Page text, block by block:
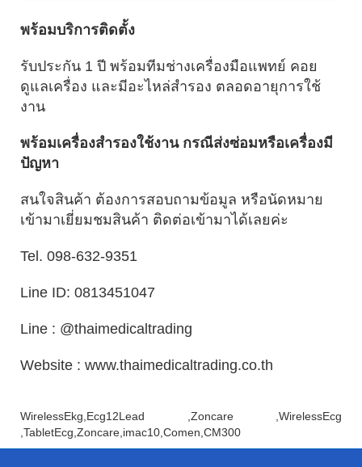
พร้อมบริการติดตั้ง
รับประกัน 1 ปี พร้อมทีมช่างเครื่องมือแพทย์ คอย
ดูแลเครื่อง และมีอะไหล่สำรอง ตลอดอายุการใช้
งาน
พร้อมเครื่องสำรองใช้งาน กรณีส่งซ่อมหรือเครื่องมี
ปัญหา
สนใจสินค้า ต้องการสอบถามข้อมูล หรือนัดหมาย
เข้ามาเยี่ยมชมสินค้า ติดต่อเข้ามาได้เลยค่ะ
Tel. 098-632-9351
Line ID: 0813451047
Line : @thaimedicaltrading
Website : www.thaimedicaltrading.co.th
WirelessEkg,Ecg12Lead ,Zoncare ,WirelessEcg
,TabletEcg,Zoncare,imac10,Comen,CM300